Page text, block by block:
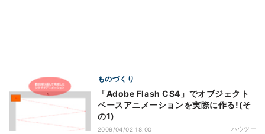
ものづくり
「Adobe Flash CS4」でオブジェクト
ベースアニメーションを実際に作る!(そ
の1)
2009/04/02 18:00 ハウツー